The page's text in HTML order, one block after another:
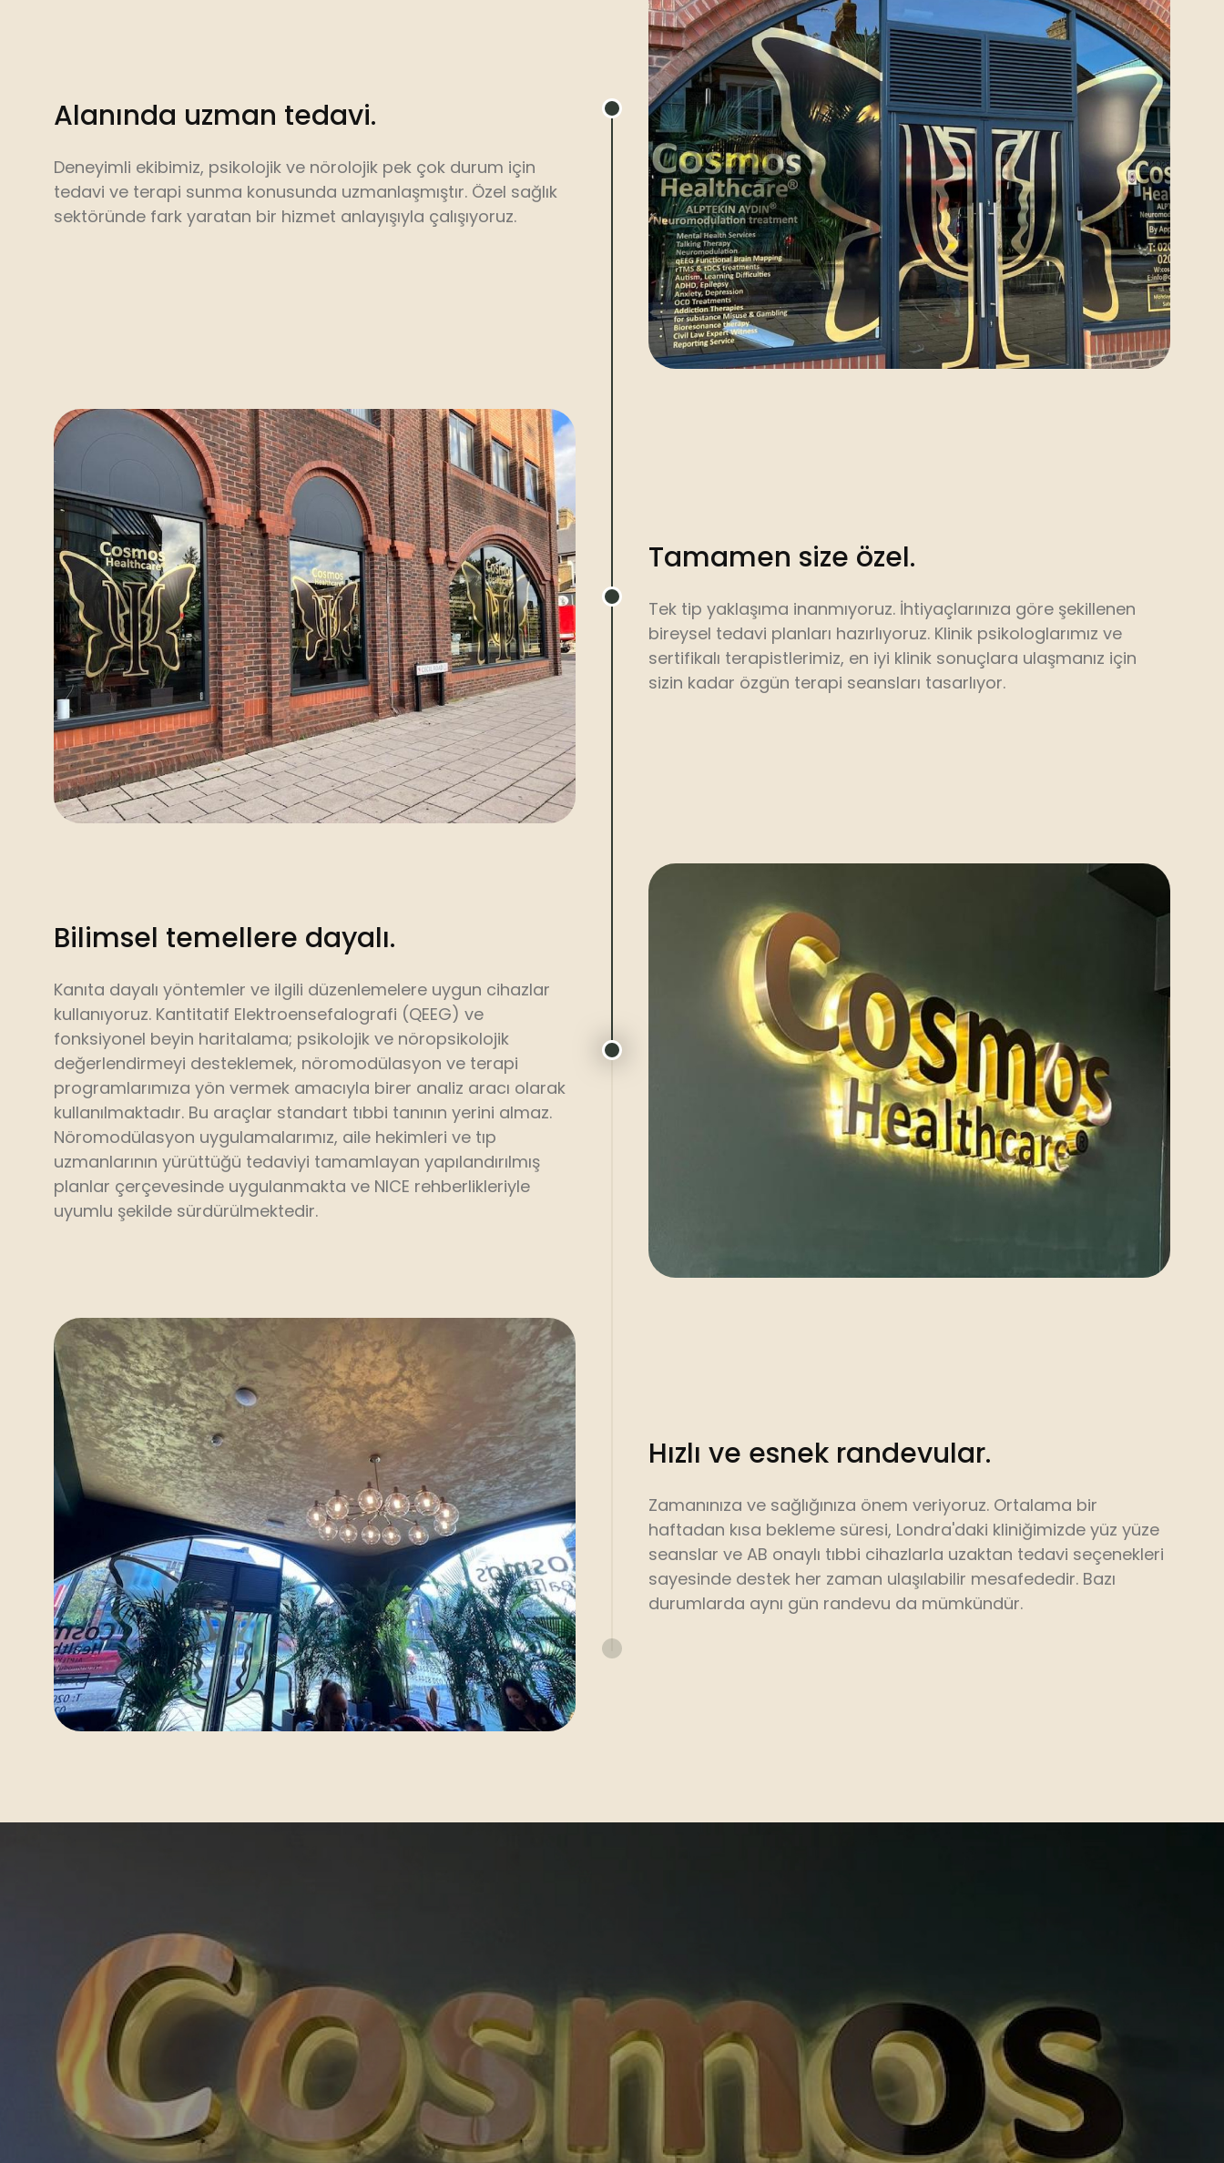
Alanında uzman tedavi.
Deneyimli ekibimiz, psikolojik ve nörolojik pek çok durum için
tedavi ve terapi sunma konusunda uzmanlaşmıştır. Özel sağlık
sektöründe fark yaratan bir hizmet anlayışıyla çalışıyoruz.
Tamamen size özel.
Tek tip yaklaşıma inanmıyoruz. İhtiyaçlarınıza göre şekillenen
bireysel tedavi planları hazırlıyoruz. Klinik psikologlarımız ve
sertifikalı terapistlerimiz, en iyi klinik sonuçlara ulaşmanız için
sizin kadar özgün terapi seansları tasarlıyor.
Bilimsel temellere dayalı.
Kanıta dayalı yöntemler ve ilgili düzenlemelere uygun cihazlar
kullanıyoruz. Kantitatif Elektroensefalografi (QEEG) ve
fonksiyonel beyin haritalama; psikolojik ve nöropsikolojik
değerlendirmeyi desteklemek, nöromodülasyon ve terapi
programlarımıza yön vermek amacıyla birer analiz aracı olarak
kullanılmaktadır. Bu araçlar standart tıbbi tanının yerini almaz.
Nöromodülasyon uygulamalarımız, aile hekimleri ve tıp
uzmanlarının yürüttüğü tedaviyi tamamlayan yapılandırılmış
planlar çerçevesinde uygulanmakta ve NICE rehberlikleriyle
uyumlu şekilde sürdürülmektedir.
Hızlı ve esnek randevular.
Zamanınıza ve sağlığınıza önem veriyoruz. Ortalama bir
haftadan kısa bekleme süresi, Londra'daki kliniğimizde yüz yüze
seanslar ve AB onaylı tıbbi cihazlarla uzaktan tedavi seçenekleri
sayesinde destek her zaman ulaşılabilir mesafededir. Bazı
durumlarda aynı gün randevu da mümkündür.